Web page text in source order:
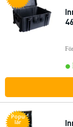
Popu
lär